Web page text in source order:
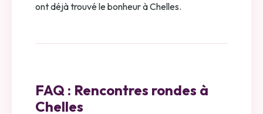
ont déjà trouvé le bonheur à Chelles.
FAQ : Rencontres rondes à
Chelles